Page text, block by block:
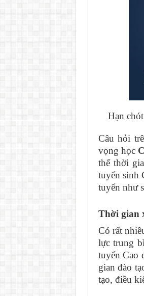
Hạn
Câu hỏi
vọng học
thể thời
tuyển sinh
tuyển như
Thời gian
Có rất
lực trung
tuyển Cao
gian đào
tạo, điều